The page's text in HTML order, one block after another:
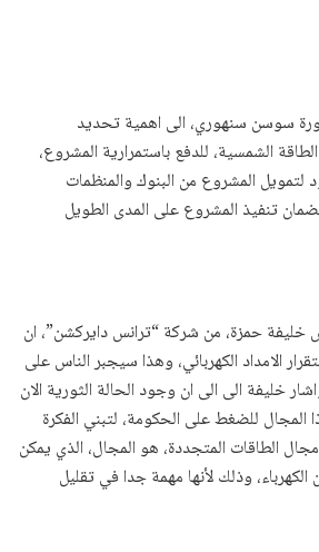
سوسن سنهوري، الى اهمية تحديد
الشمسية، للدفع باستمرارية المشروع،
لتمويل المشروع من البنوك والمنظمات
تنفيذ المشروع على المدى الطويل
خليفة حمزة، من شركة “ترانس دايركشن”، ان
الامداد الكهربائي، وهذا سيجبر الناس على
خليفة الى الى ان وجود الحالة الثورية الان
المجال للضغط على الحكومة، لتبني الفكرة
الطاقات المتجددة، هو المجال، الذي يمكن
وذلك لأنها مهمة جدا في تقليل